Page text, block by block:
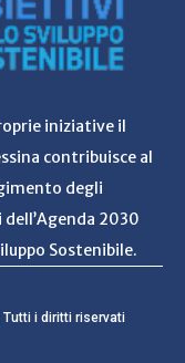
iniziative il
contribuisce al
degli
2030
Sostenibile.
Tutti i diritti riservati